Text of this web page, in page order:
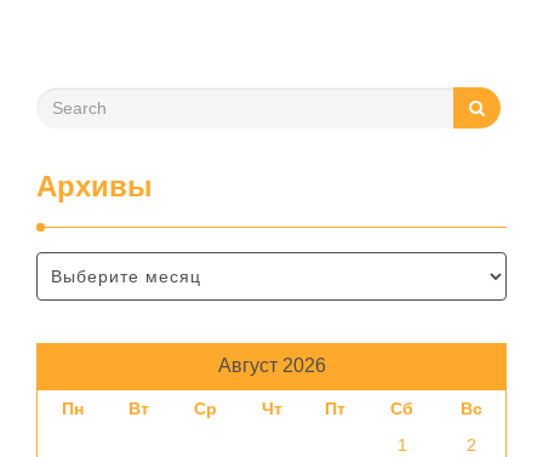
Архивы
Август 2026
Пн Вт Ср Чт Пт Сб
Вс
1
2